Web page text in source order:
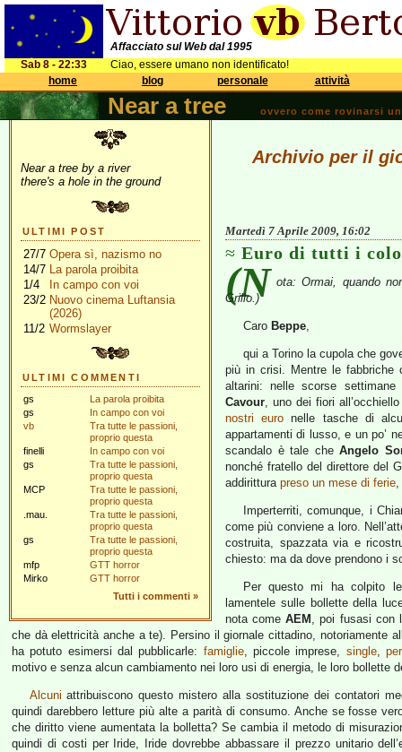
Affacciato sul Web dal 1995
Sab 8 - 22:33
Ciao, essere umano non identificato!
home
blog personale attività
Near a tree ovvero come rovinarsi
Near a tree by a river
there's a hole in the ground
ULTIMI POST
27/7 Opera sì, nazismo no
14/7 La parola proibita
1/4
In campo con voi
23/2 Nuovo cinema Luftansia
(2026)
11/2 Wormslayer
ULTIMI COMMENTI
gs
La parola proibita
gs
In campo con voi
vb
Tra tutte le passioni,
proprio questa
finelli
In campo con voi
gs
Tra tutte le passioni,
proprio questa
MCP
Tra tutte le passioni,
proprio questa
.mau.
Tra tutte le passioni,
proprio questa
gs
Tra tutte le passioni,
proprio questa
mfp
GTT horror
Mirko
GTT horror
Tutti i commenti »
Archivio per il
Martedì 7 Aprile 2009, 16:02
Euro di tutti i
(N ota: Ormai, quando
Grillo.)
Caro Beppe,
qui a Torino la cupola che
più in crisi. Mentre le fabbriche
altarini: nelle scorse
Cavour, uno dei fiori
nostri euro nelle tasche di
appartamenti di lusso, e un po’
scandalo è tale cheAngelo
nonché fratello del direttore del
addirittura preso un mese di ferie,
Imperterriti, comunque, i
come più conviene a loro.
costruita, spazzata via e
chiesto: ma da dove prendono i
Per questo mi ha colpito
lamentele sulle bollette della
nota comeAEM , poi fusasi con
che dà elettricità anche a te). Persino il giornale cittadino, notoriamente
ha potuto esimersi dal pubblicarle: famiglie, piccole imprese, single,
motivo e senza alcun cambiamento nei loro usi di energia, le loro bollette
Alcuni attribuiscono questo mistero alla sostituzione dei contatori
quindi darebbero letture più alte a parità di consumo. Anche se fosse
che diritto viene aumentata la bolletta? Se cambia il metodo di
quindi di costi per Iride, Iride dovrebbe abbassare il prezzo unitario